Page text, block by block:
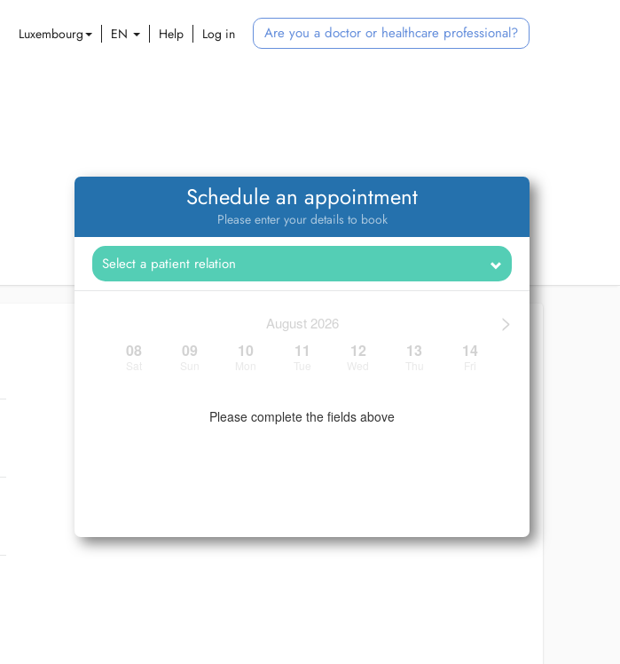
Luxembourg EN Help Log in Are you a doctor or healthcare professional?
Schedule an appointment
Please enter your details to book
>
August 2026
08 09 10 11 12 13 14
Please complete the fields above